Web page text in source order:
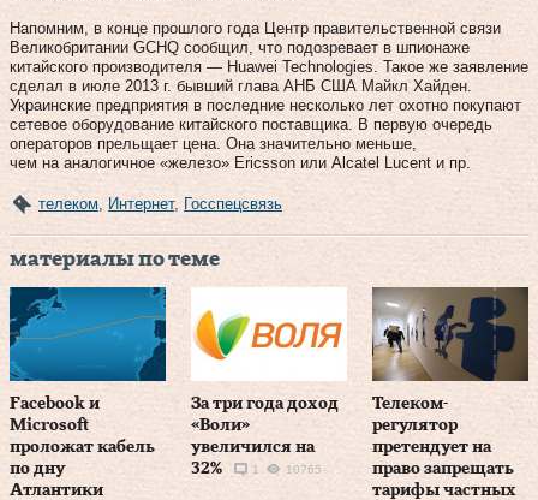
Напомним, в конце прошлого года Центр правительственной связи
Великобритании GCHQ сообщил, что подозревает в шпионаже
китайского производителя — Huawei Technologies. Такое же заявление
сделал в июле 2013 г. бывший глава АНБ США Майкл Хайден.
Украинские предприятия в последние несколько лет охотно покупают
сетевое оборудование китайского поставщика. В первую очередь
операторов прельщает цена. Она значительно меньше,
чем на аналогичное «железо» Ericsson или Alcatel Lucent и пр.
телеком, Интернет, Госспецсвязь
материалы по теме
Facebook и
Microsoft
проложат кабель
по дну
Атлантики
За три года доход
«Воли»
увеличился на
32%
1 10765
Телеком-
регулятор
претендует на
право запрещать
тарифы частных